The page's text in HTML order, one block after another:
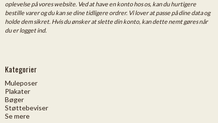
oplevelse på vores website. Ved at have en konto hos os, kan du hurtigere
bestille varer og du kan se dine tidligere ordrer. Vi lover at passe på dine data og
holde dem sikret. Hvis du ønsker at slette din konto, kan dette nemt gøres når
du er logget ind.
Kategorier
Muleposer
Plakater
Bøger
Støttebeviser
Se mere